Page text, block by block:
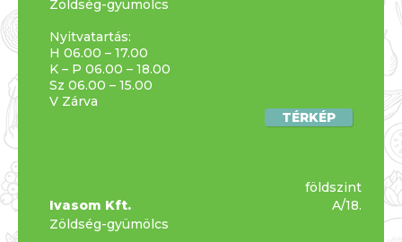
Zöldség-gyümölcs
Nyitvatartás:
H 06.00 – 17.00
K – P 06.00 – 18.00
Sz 06.00 – 15.00
V Zárva
TÉRKÉP
Ivasom Kft.
Zöldség-gyümölcs
földszint
A/18.